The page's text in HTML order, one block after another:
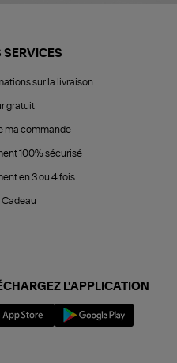
SERVICES
sur la livraison
gratuit
ma commande
100% sécurisé
en 3 ou 4 fois
Cadeau
L'APPLICATION